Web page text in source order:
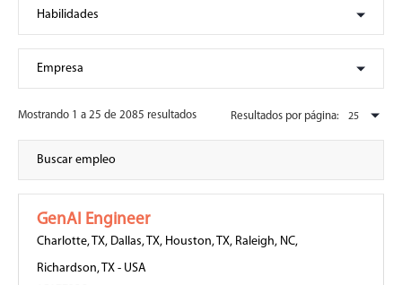
Mostrando 1 a 25 de 2085 resultados Resultados por página:
GenAI Engineer
Charlotte, TX, Dallas, TX, Houston, TX, Raleigh, NC,
Richardson, TX - USA